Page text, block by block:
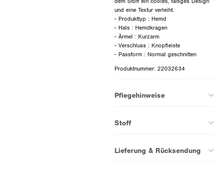
und eine Textur verleiht.
- Produkttyp : Hemd
- Hals : Hemdkragen
- Ärmel : Kurzarm
- Verschluss : Knopfleiste
- Passform : Normal geschnitten
Produktnummer: 22032634
Pflegehinweise
Stoff
Lieferung & Rücksendung